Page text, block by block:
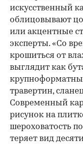
00:00 /
искусственный
облицовывают
или акцентные
эксперты. «Со
крошиться от
выглядит как
травертин,
Современный
рисунок на
шероховатость
теряет вид